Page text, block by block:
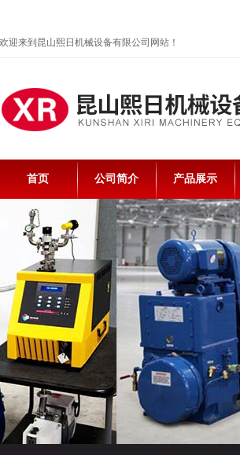
欢迎来到昆山熙日机械设备有限公司网站！
首页 公司简介 产品展示